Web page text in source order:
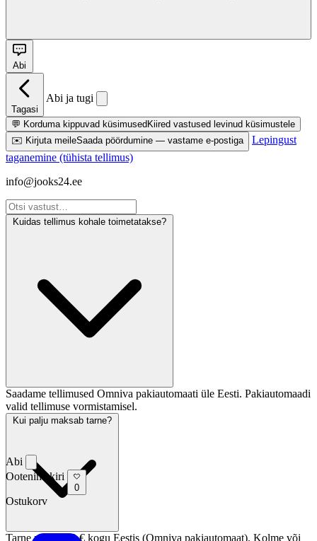
Abi
Tagasi
Abi ja tugi
💬 Korduma kippuvad küsimused Kiired vastused levinud küsimustele
✉️ Kirjuta meileSaada pöördumine — vastame e-postiga
Lepingust
taganemine (tühista tellimus)
info@jooks24.ee
Kuidas tellimus kohale toimetatakse?
Saadame tellimused Omniva pakiautomaati üle Eesti. Pakiautomaadi
valid tellimuse vormistamisel.
Kui palju maksab tarne?
Tarne maksab 3 € kogu Eestis (Omniva pakiautomaat). Kolme või
Abi
Ootenimekiri
0
Ostukorv